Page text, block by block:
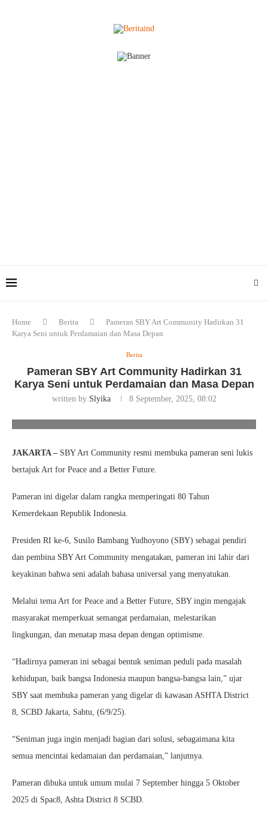
Home Berita
Pameran SBY Art Community Hadirkan 31
Karya Seni untuk Perdamaian dan Masa Depan
Berita
Pameran SBY Art Community Hadirkan 31
Karya Seni untuk Perdamaian dan Masa Depan
written by Slyika
8 September, 2025, 08:02
JAKARTA – SBY Art Community resmi membuka pameran seni lukis
bertajuk Art for Peace and a Better Future.
Pameran ini digelar dalam rangka memperingati 80 Tahun
Kemerdekaan Republik Indonesia.
Presiden RI ke-6, Susilo Bambang Yudhoyono (SBY) sebagai pendiri
dan pembina SBY Art Community mengatakan, pameran ini lahir dari
keyakinan bahwa seni adalah bahasa universal yang menyatukan.
Melalui tema Art for Peace and a Better Future, SBY ingin mengajak
masyarakat memperkuat semangat perdamaian, melestarikan
lingkungan, dan menatap masa depan dengan optimisme.
“Hadirnya pameran ini sebagai bentuk seniman peduli pada masalah
kehidupan, baik bangsa Indonesia maupun bangsa-bangsa lain,” ujar
SBY saat membuka pameran yang digelar di kawasan ASHTA District
8, SCBD Jakarta, Sabtu, (6/9/25).
“Seniman juga ingin menjadi bagian dari solusi, sebagaimana kita
semua mencintai kedamaian dan perdamaian,” lanjutnya.
Pameran dibuka untuk umum mulai 7 September hingga 5 Oktober
2025 di Spac8, Ashta District 8 SCBD.